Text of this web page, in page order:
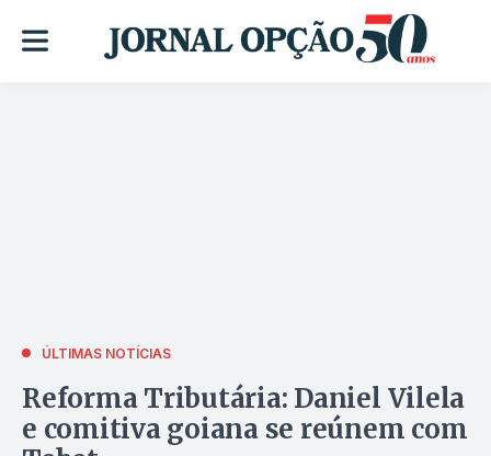
ÚLTIMAS NOTÍCIAS
Reforma Tributária: Daniel Vilela
e comitiva goiana se reúnem com